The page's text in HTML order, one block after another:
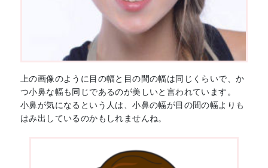
上の画像のように目の幅と目の間の幅は同じくらいで、か
つ小鼻な幅も同じであるのが美しいと言われています。
小鼻が気になるという人は、小鼻の幅が目の間の幅よりも
はみ出しているのかもしれませんね。